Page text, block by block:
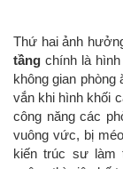
Thứ hai ảnh
tầng chính là
không gian phòng
vắn khi hình khối
công năng các
vuông vức, bị
kiến trúc sư làm